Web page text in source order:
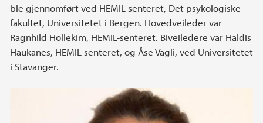
ble gjennomført ved HEMIL-senteret, Det psykologiske
fakultet, Universitetet i Bergen. Hovedveileder var
Ragnhild Hollekim, HEMIL-senteret. Biveiledere var Haldis
Haukanes, HEMIL-senteret, og Åse Vagli, ved Universitetet
i Stavanger.